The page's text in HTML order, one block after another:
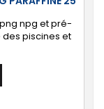
npg et pré-
piscines et
lisse
votre
avec son
noir, incolore,